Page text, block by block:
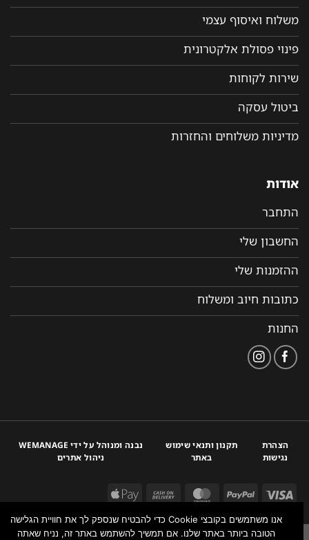
משלוח ואיסוף עצמי
פינוי פסולת אלקטרונית
שירות לקוחות
ביטול עסקה
מדיניות משלוחים והחזרות
אודות
התחבר
החשבון שלי
ההזמנות שלי
כתובות חיוב ומשלוח
החנות
הצהרת
נגישות
תקנון ותנאי שימוש
באתר
נבנה ומנוהל על ידי WEMANAGE
ניהול אתרים
אנו משתמשים בקובצי Cookie כדי להבטיח שנספק לך את חוויית הגלישה
הטובה ביותר באתר שלנו. אם תמשיך להשתמש באתר זה, נניח שאתה